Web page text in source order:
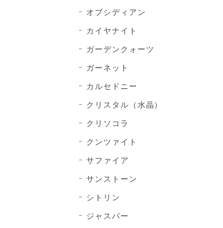
オブシディアン
カイヤナイト
ガーデンクォーツ
ガーネット
カルセドニー
クリスタル（水晶）
クリソコラ
クンツァイト
サファイア
サンストーン
シトリン
ジャスパー